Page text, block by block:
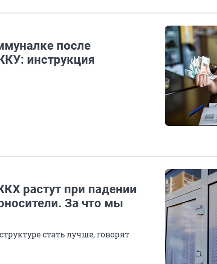
после
инструкция
растут при падении
За что мы
стать лучше, говорят